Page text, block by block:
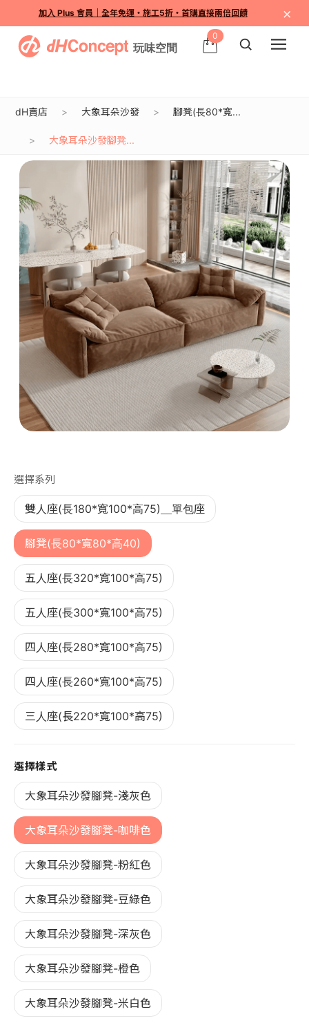
加入 Plus 會員｜全年免運・施工5折・首購直接兩倍回饋 ×
0
dH賣店 大象耳朵沙發 腳凳(長80*寬...
大象耳朵沙發腳凳...
選擇系列
雙人座(長180*寬100*高75)＿單包座
腳凳(長80*寬80*高40)
五人座(長320*寬100*高75)
五人座(長300*寬100*高75)
四人座(長280*寬100*高75)
四人座(長260*寬100*高75)
三人座(長220*寬100*高75)
選擇樣式
大象耳朵沙發腳凳-淺灰色
大象耳朵沙發腳凳-咖啡色
大象耳朵沙發腳凳-粉紅色
大象耳朵沙發腳凳-豆綠色
大象耳朵沙發腳凳-深灰色
大象耳朵沙發腳凳-橙色
大象耳朵沙發腳凳-米白色